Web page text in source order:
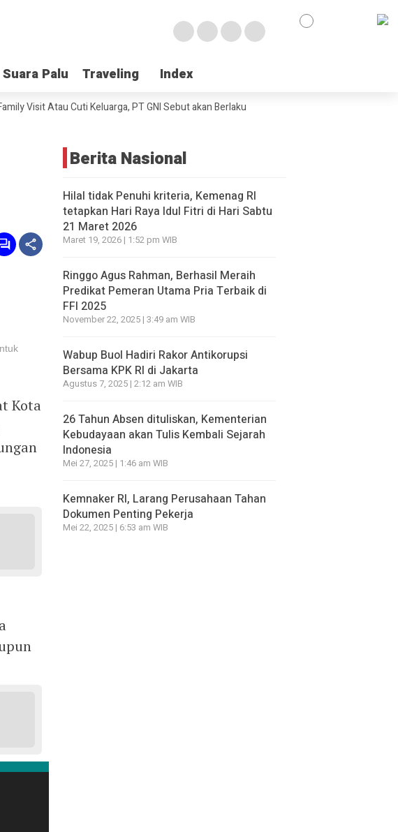
Suara Palu Traveling Index
Suara Palu Traveling Index
Atau Cuti Keluarga, PT GNI Sebut akan Berlaku Januari 2027
Kota
Berita Nasional
Hilal tidak Penuhi kriteria, Kemenag RI
tetapkan Hari Raya Idul Fitri di Hari Sabtu
21 Maret 2026
Maret 19, 2026 | 1:52 pm WIB
Ringgo Agus Rahman, Berhasil Meraih
Predikat Pemeran Utama Pria Terbaik di
FFI 2025
November 22, 2025 | 3:49 am WIB
Wabup Buol Hadiri Rakor Antikorupsi
Bersama KPK RI di Jakarta
Agustus 7, 2025 | 2:12 am WIB
26 Tahun Absen dituliskan, Kementerian
Kebudayaan akan Tulis Kembali Sejarah
Indonesia
Mei 27, 2025 | 1:46 am WIB
Kemnaker RI, Larang Perusahaan Tahan
Dokumen Penting Pekerja
Mei 22, 2025 | 6:53 am WIB